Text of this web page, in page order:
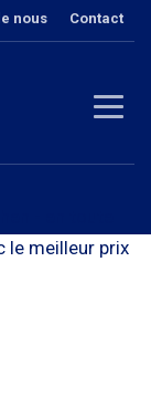
nous Contact
le meilleur prix